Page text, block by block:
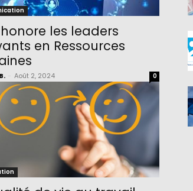
les leaders
en Ressources
Août 2, 2024 0